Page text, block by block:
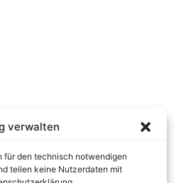
verwalten
für den technisch notwendigen
teilen keine Nutzerdaten mit